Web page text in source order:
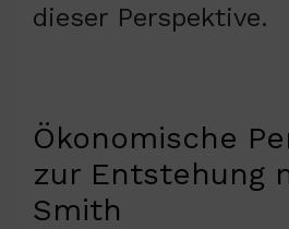
dieser Perspektive.
Ökonomische
zur Entstehung
Smith